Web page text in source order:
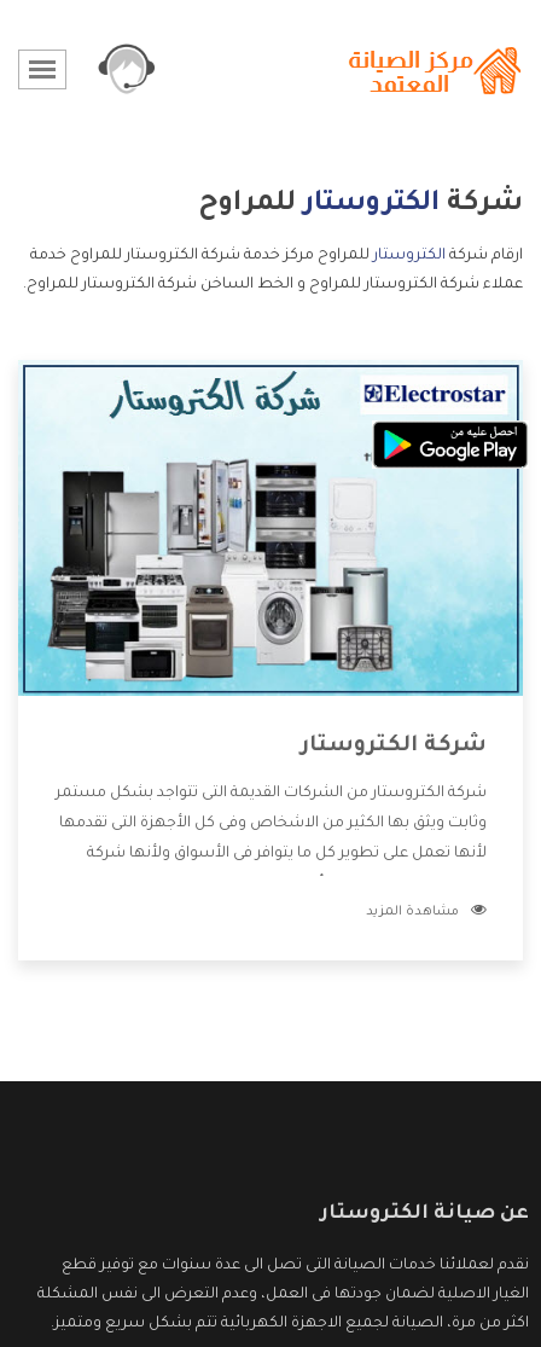
شركة الكتروستارللمراوح
ارقام شركة الكتروستار للمراوح مركز خدمة شركة الكتروستار للمراوح خدمة
عملاء شركة الكتروستار للمراوح و الخط الساخن شركة الكتروستار للمراوح.
شركة الكتروستار
شركة الكتروستار من الشركات القديمة التى تتواجد بشكل مستمر
وثابت ويثق بها الكثير من الاشخاص وفى كل الأجهزة التى تقدمها
لأنها تعمل على تطوير كل ما يتوافر فى الأسواق ولأنها شركة
وتقدم للعملاء أقوى العروض والخصومات التى تسهل على
مشاهدة المزيد
عن صيانة الكتروستار
نقدم لعملائنا خدمات الصيانة التى تصل الى عدة سنوات مع توفير قطع
الغيار الاصلية لضمان جودتها فى العمل، وعدم التعرض الى نفس المشكلة
اكثر من مرة، الصيانة لجميع الاجهزة الكهربائية تتم بشكل سريع ومتميز.